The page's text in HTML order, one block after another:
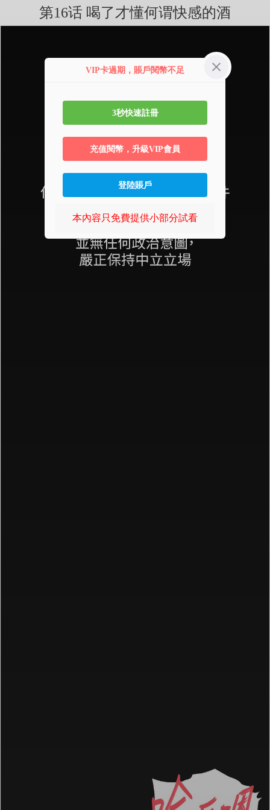
第16话 喝了才懂何谓快感的酒
VIP卡過期，賬戶閱幣不足
3秒快速註冊
充值閱幣，升級VIP會員
登陸賬戶
本內容只免費提供小部分試看